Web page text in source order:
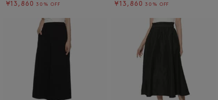
¥13,860 30% OFF
¥13,860 30% OFF